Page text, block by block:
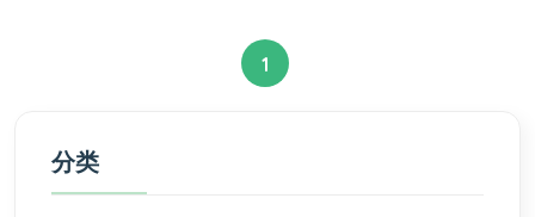
1
分类